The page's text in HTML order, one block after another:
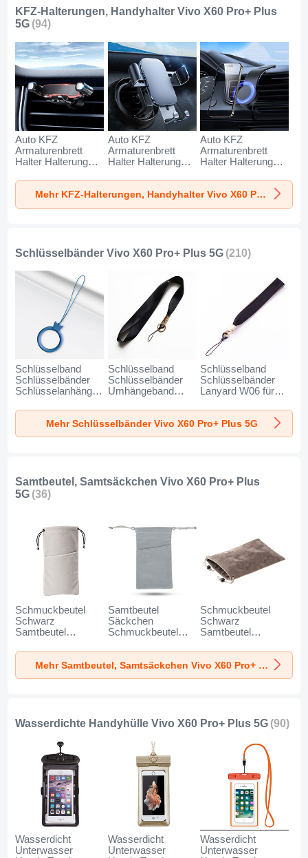
KFZ-Halterungen, Handyhalter Vivo X60 Pro+ Plus
5G (94)
Auto KFZ
Armaturenbrett
Halter Halterung
AutoHalter
Halterungung
Handy BS6 für Vivo
Auto KFZ
Armaturenbrett
Halter Halterung
AutoHalter
Halterungung
Handy BS3 für Vivo
Auto KFZ
Armaturenbrett
Halter Halterung
AutoHalter
Halterungung
Magnet Handy BS1
Mehr KFZ-Halterungen, Handyhalter Vivo X60 Pro+ Plus 5G
Schlüsselbänder Vivo X60 Pro+ Plus 5G (210)
Schlüsselband
Schlüsselbänder
Schlüsselanhänger
für Vivo X60 Pro+
Plus 5G Blau
Schlüsselband
Schlüsselbänder
Umhängeband
Vivo X60 Pro+ Plus
5G Schwarz
Schlüsselband
Schlüsselbänder
Lanyard W06 für
5G Schwarz
Mehr Schlüsselbänder Vivo X60 Pro+ Plus 5G
Samtbeutel, Samtsäckchen Vivo X60 Pro+ Plus
5G (36)
Schmuckbeutel
Schwarz
Samtbeutel
Universal K02 für
Vivo X60 Pro+ Plus
5G Grau
Samtbeutel
Säckchen
Schmuckbeutel
für Vivo X60 Pro+
Plus 5G Grau
Schmuckbeutel
Schwarz
Samtbeutel
Universal S05 für
Vivo X60 Pro+ Plus
5G Braun
Mehr Samtbeutel, Samtsäckchen Vivo X60 Pro+ Plus 5G
Wasserdichte Handyhülle Vivo X60 Pro+ Plus 5G (90)
Wasserdicht
Unterwasser
Wasserdicht
Unterwasser
Wasserdicht
Unterwasser